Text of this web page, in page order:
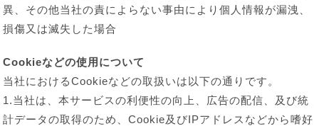
異、その他当社の責によらない事由により個人情報が漏洩、
損傷又は滅失した場合
Cookieなどの使用について
当社におけるCookieなどの取扱いは以下の通りです。
1.当社は、本サービスの利便性の向上、広告の配信、及び統
計データの取得のため、Cookie及びIPアドレスなどから嗜好